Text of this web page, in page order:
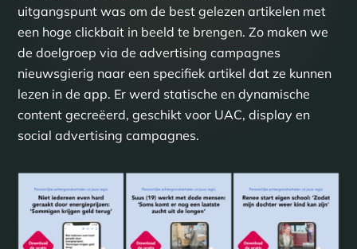
uitgangspunt was om de best gelezen artikelen met
een hoge clickbait in beeld te brengen. Zo maken we
de doelgroep via de advertising campagnes
nieuwsgierig naar een specifiek artikel dat ze kunnen
lezen in de app. Er werd statische en dynamische
content gecreëerd, geschikt voor UAC, display en
social advertising campagnes.